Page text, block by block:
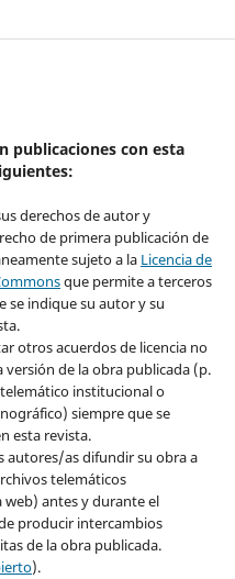
publicaciones con esta
derechos de autor y
de primera publicación de
sujeto a la Licencia de
que permite a terceros
se indique su autor y su
otros acuerdos de licencia no
de la obra publicada (p.
institucional o
siempre que se
esta revista.
autores/as difundir su obra a
telemáticos
antes y durante el
producir intercambios
de la obra publicada.
).